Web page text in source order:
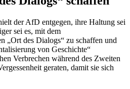
der AfD entgegen, ihre Haltung sei
sei es, mit dem
„Ort des Dialogs“ zu schaffen und
von Geschichte“
Verbrechen während des Zweiten
geraten, damit sie sich